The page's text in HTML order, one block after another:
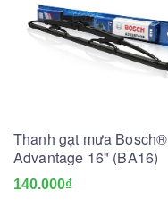
Thanh gạt mưa Bosch®
Advantage 16" (BA16)
140.000₫